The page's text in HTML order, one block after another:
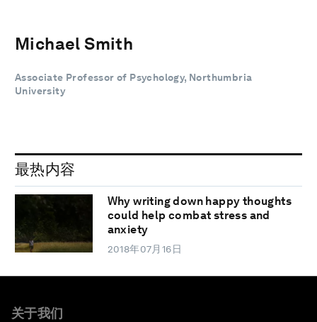
Michael Smith
Associate Professor of Psychology, Northumbria
University
最热内容
Why writing down happy thoughts
could help combat stress and
anxiety
2018年07月16日
关于我们